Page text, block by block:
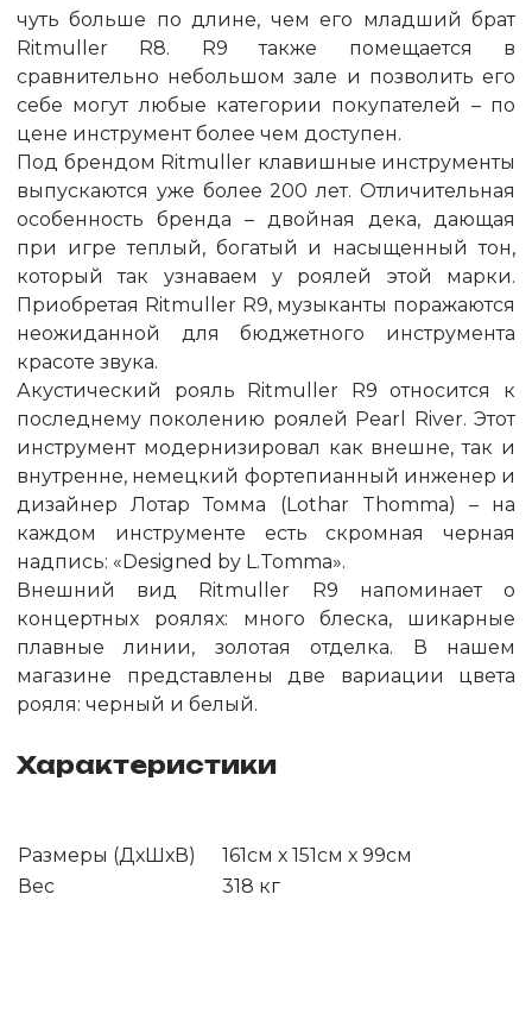
чуть больше по длине, чем его младший брат
Ritmuller R8. R9 также помещается в
сравнительно небольшом зале и позволить его
себе могут любые категории покупателей – по
цене инструмент более чем доступен.
Под брендом Ritmuller клавишные инструменты
выпускаются уже более 200 лет. Отличительная
особенность бренда – двойная дека, дающая
при игре теплый, богатый и насыщенный тон,
который так узнаваем у роялей этой марки.
Приобретая Ritmuller R9, музыканты поражаются
неожиданной для бюджетного инструмента
красоте звука.
Акустический рояль Ritmuller R9 относится к
последнему поколению роялей Pearl River. Этот
инструмент модернизировал как внешне, так и
внутренне, немецкий фортепианный инженер и
дизайнер Лотар Томма (Lothar Thomma) – на
каждом инструменте есть скромная черная
надпись: «Designed by L.Tomma».
Внешний вид Ritmuller R9 напоминает о
концертных роялях: много блеска, шикарные
плавные линии, золотая отделка. В нашем
магазине представлены две вариации цвета
рояля: черный и белый.
Характеристики
Размеры (ДхШхВ)
161см х 151см х 99см
Вес
318 кг